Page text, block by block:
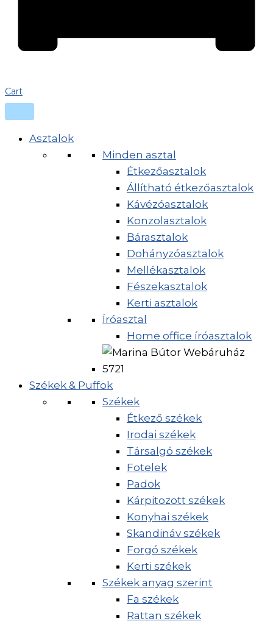
Cart
Asztalok
Minden asztal
Étkezőasztalok
Állítható étkezőasztalok
Kávézóasztalok
Konzolasztalok
Bárasztalok
Dohányzóasztalok
Mellékasztalok
Fészekasztalok
Kerti asztalok
Íróasztal
Home office íróasztalok
Székek & Puffok
Székek
Étkező székek
Irodai székek
Társalgó székek
Fotelek
Padok
Kárpitozott székek
Konyhai székek
Skandináv székek
Forgó székek
Kerti székek
Székek anyag szerint
Fa székek
Rattan székek